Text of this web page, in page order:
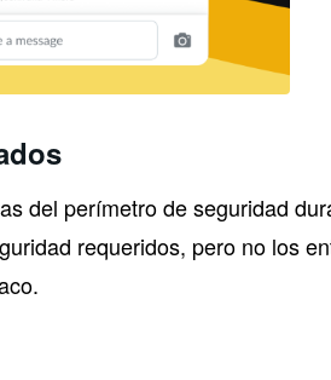
del perímetro de seguridad
requeridos, pero no los